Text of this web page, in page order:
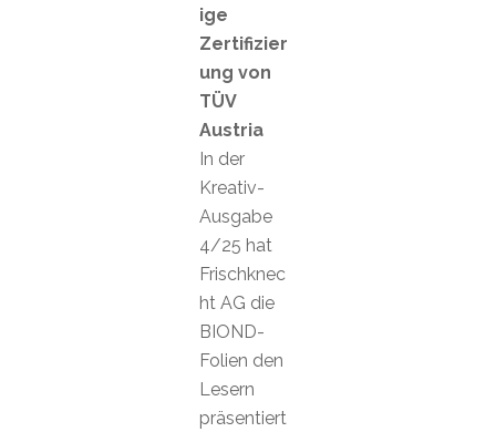
ige
Zertifizier
ung von
TÜV
Austria
In der
Kreativ-
Ausgabe
4/25 hat
Frischknec
ht AG die
BIOND-
Folien den
Lesern
präsentiert